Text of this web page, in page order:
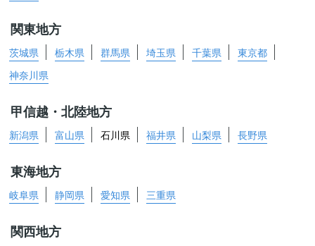
関東地方
茨城県 栃木県 群馬県 埼玉県 千葉県
東京都
神奈川県
甲信越・北陸地方
新潟県 富山県 石川県 福井県 山梨県 長野県
東海地方
岐阜県 静岡県 愛知県 三重県
関西地方